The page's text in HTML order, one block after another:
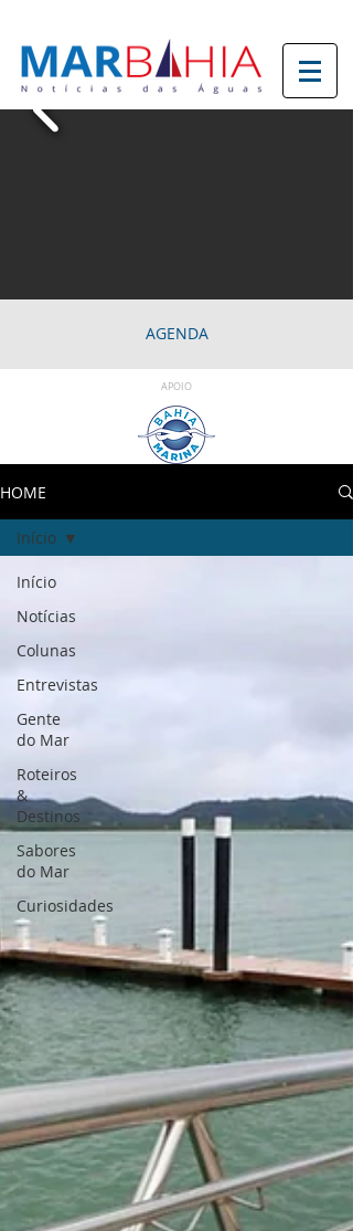
AGENDA
APOIO
HOME
Início
Notícias
Colunas
Entrevistas
Gente
do Mar
Roteiros
&
Destinos
Sabores
do Mar
Curiosidades
Início